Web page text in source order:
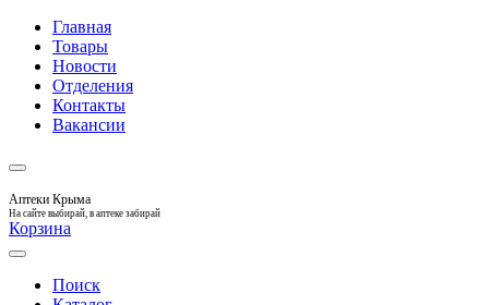
Главная
Товары
Новости
Отделения
Контакты
Вакансии
Аптеки Крыма
На сайте выбирай, в аптеке забирай
Корзина
Поиск